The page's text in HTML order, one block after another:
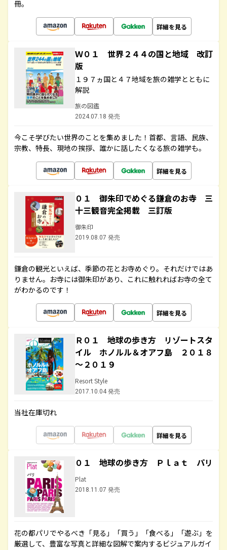
冊。
詳細を見る
Ｗ０１ 世界２４４の国と地域 改訂
版
１９７ヵ国と４７地域を旅の雑学とともに
解説
旅の図鑑
2024.07.18 発売
今こそ学びたい世界のことを集めました！首都、言語、民族、
宗教、特長、現地の挨拶、誰かに話したくなる旅の雑学も。
詳細を見る
０１ 御朱印でめぐる鎌倉のお寺 三
十三観音完全掲載 三訂版
御朱印
2019.08.07 発売
鎌倉の観光といえば、季節の花とお寺めぐり。それだけではあ
りません。お寺には御朱印があり、これに触れればお寺の全て
がわかるのです！
詳細を見る
Ｒ０１ 地球の歩き方 リゾートスタ
イル ホノルル＆オアフ島 ２０１８
～２０１９
Resort Style
2017.10.04 発売
当社在庫切れ
詳細を見る
０１ 地球の歩き方 Ｐｌａｔ パリ
Plat
2018.11.07 発売
花の都パリでやるべき「見る」「買う」「食べる」「遊ぶ」を
厳選して、豊富な写真と詳細な図解で案内するビジュアルガイ